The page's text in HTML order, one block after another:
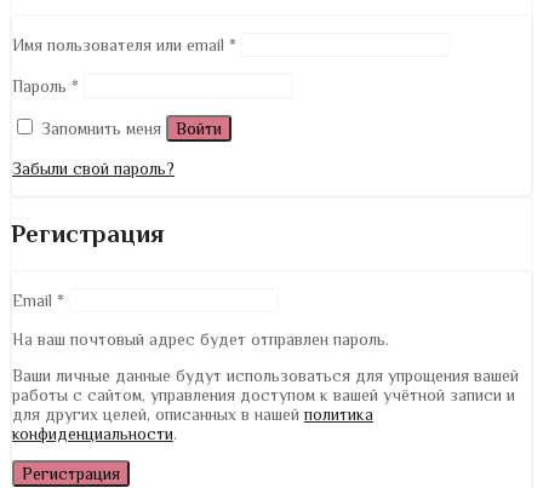
Имя пользователя или email *
Пароль *
Запомнить меня Войти
Забыли свой пароль?
Регистрация
Email *
На ваш почтовый адрес будет отправлен пароль.
Ваши личные данные будут использоваться для упрощения вашей
работы с сайтом, управления доступом к вашей учётной записи и
для других целей, описанных в нашейполитика
конфиденциальности.
Регистрация